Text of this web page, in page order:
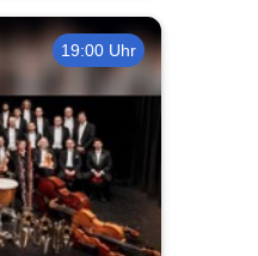
19:00 Uhr